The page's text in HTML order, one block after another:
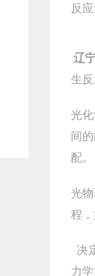
反
辽
生
光
间
配。
光
程
决
力